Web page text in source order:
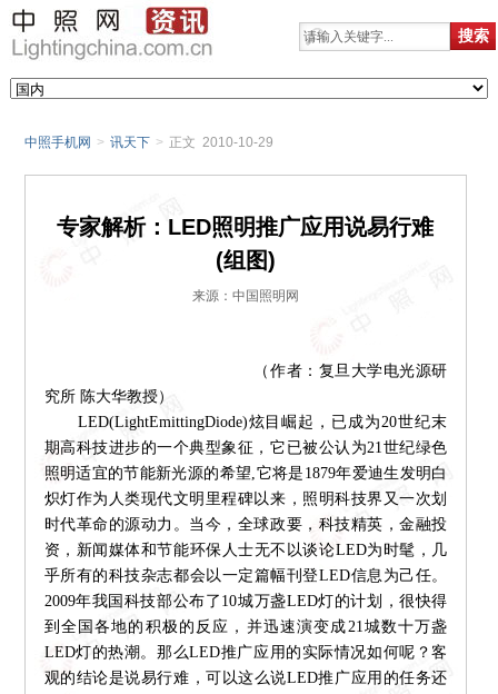
中照手机网 > 讯天下 > 正文 2010-10-29
专家解析：LED照明推广应用说易行难
(组图)
来源：中国照明网
（作者： 复旦大学电光源研
究所 陈大华教授）
LED(LightEmittingDiode)炫目崛起，已成为20世纪末
期高科技进步的一个典型象征，它已被公认为21世纪绿色
照明适宜的节能新光源的希望,它将是1879年爱迪生发明白
炽灯作为人类现代文明里程碑以来，照明科技界又一次划
时代革命的源动力。当今，全球政要，科技精英，金融投
资，新闻媒体和节能环保人士无不以谈论LED为时髦，几
乎所有的科技杂志都会以一定篇幅刊登LED信息为己任。
2009年我国科技部公布了10城万盏LED灯的计划，很快得
到全国各地的积极的反应，并迅速演变成21城数十万盏
LED灯的热潮。那么LED推广应用的实际情况如何呢？客
观的结论是说易行难，可以这么说LED推广应用的任务还